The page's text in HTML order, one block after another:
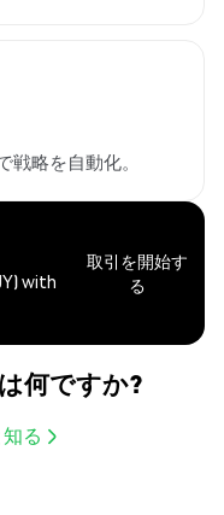
略を自動化。
with
取引を開始す
る
何ですか?
る